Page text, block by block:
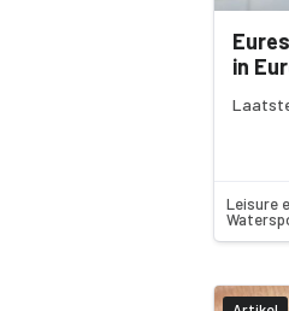
in
Leisure